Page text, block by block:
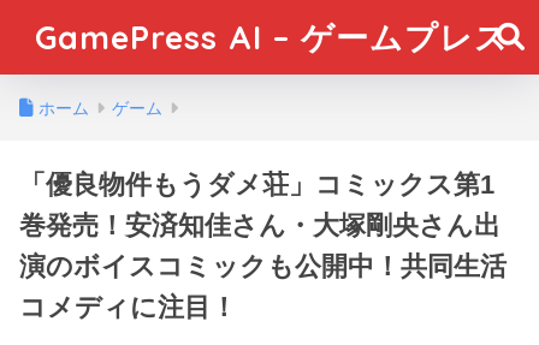
GamePress AI – ゲームプレス
ホーム ゲーム
「優良物件もうダメ荘」コミックス第1
巻発売！安済知佳さん・大塚剛央さん出
演のボイスコミックも公開中！共同生活
コメディに注目！